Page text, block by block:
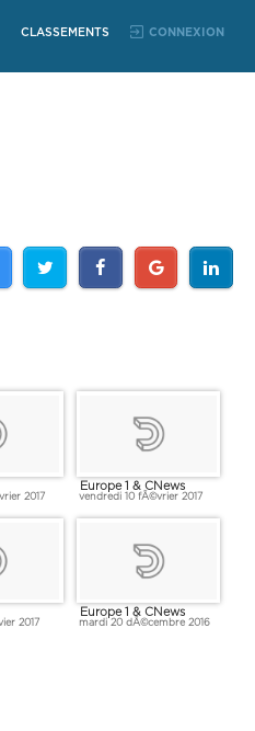
CLASSEMENTS CONNEXION
2017
Europe 1 & CNews
vendredi 10 fÃ©vrier 2017
2017
Europe 1 & CNews
mardi 20 dÃ©cembre 2016